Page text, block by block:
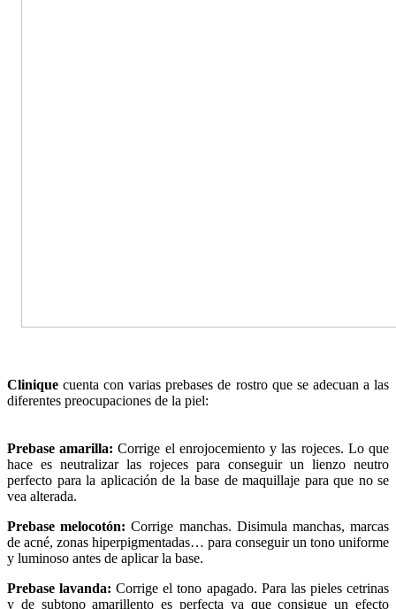
Clinique cuenta con varias prebases de rostro que se adecuan a las
diferentes preocupaciones de la piel:
Prebase amarilla: Corrige el enrojocemiento y las rojeces. Lo que
hace es neutralizar las rojeces para conseguir un lienzo neutro
perfecto para la aplicación de la base de maquillaje para que no se
vea alterada.
Prebase melocotón: Corrige manchas. Disimula manchas, marcas
de acné, zonas hiperpigmentadas… para conseguir un tono uniforme
y luminoso antes de aplicar la base.
Prebase lavanda: Corrige el tono apagado. Para las pieles cetrinas
y de subtono amarillento es perfecta ya que consigue un efecto